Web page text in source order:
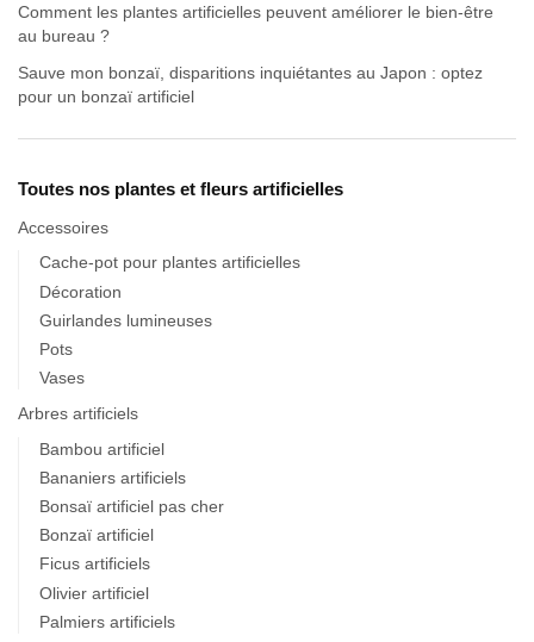
Comment les plantes artificielles peuvent améliorer le bien-être
au bureau ?
Sauve mon bonzaï, disparitions inquiétantes au Japon : optez
pour un bonzaï artificiel
Toutes nos plantes et fleurs artificielles
Accessoires
Cache-pot pour plantes artificielles
Décoration
Guirlandes lumineuses
Pots
Vases
Arbres artificiels
Bambou artificiel
Bananiers artificiels
Bonsaï artificiel pas cher
Bonzaï artificiel
Ficus artificiels
Olivier artificiel
Palmiers artificiels